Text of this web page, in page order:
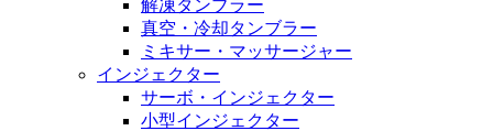
解凍タンブラー
真空・冷却タンブラー
ミキサー・マッサージャー
インジェクター
サーボ・インジェクター
小型インジェクター